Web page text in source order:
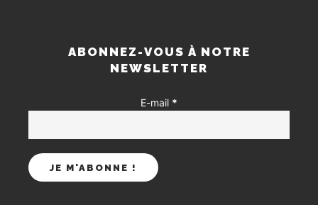
ABONNEZ-VOUS À NOTRE
NEWSLETTER
E-mail *